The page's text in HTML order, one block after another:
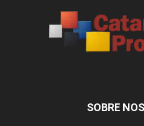
SOBRE